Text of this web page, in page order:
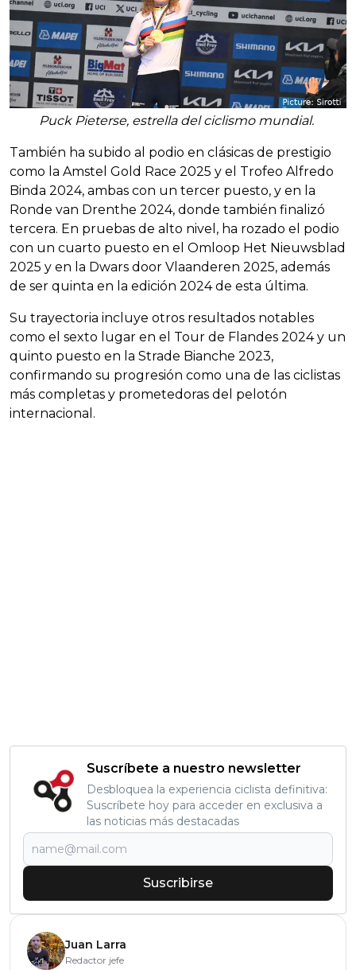
Puck Pieterse, estrella del ciclismo mundial.
También ha subido al podio en clásicas de prestigio
como la Amstel Gold Race 2025 y el Trofeo Alfredo
Binda 2024, ambas con un tercer puesto, y en la
Ronde van Drenthe 2024, donde también finalizó
tercera. En pruebas de alto nivel, ha rozado el podio
con un cuarto puesto en el Omloop Het Nieuwsblad
2025 y en la Dwars door Vlaanderen 2025, además
de ser quinta en la edición 2024 de esta última.
Su trayectoria incluye otros resultados notables
como el sexto lugar en el Tour de Flandes 2024 y un
quinto puesto en la Strade Bianche 2023,
confirmando su progresión como una de las ciclistas
más completas y prometedoras del pelotón
internacional.
Suscríbete a nuestro newsletter
Desbloquea la experiencia ciclista definitiva:
Suscríbete hoy para acceder en exclusiva a
las noticias más destacadas
Suscribirse
Juan Larra
Redactor jefe